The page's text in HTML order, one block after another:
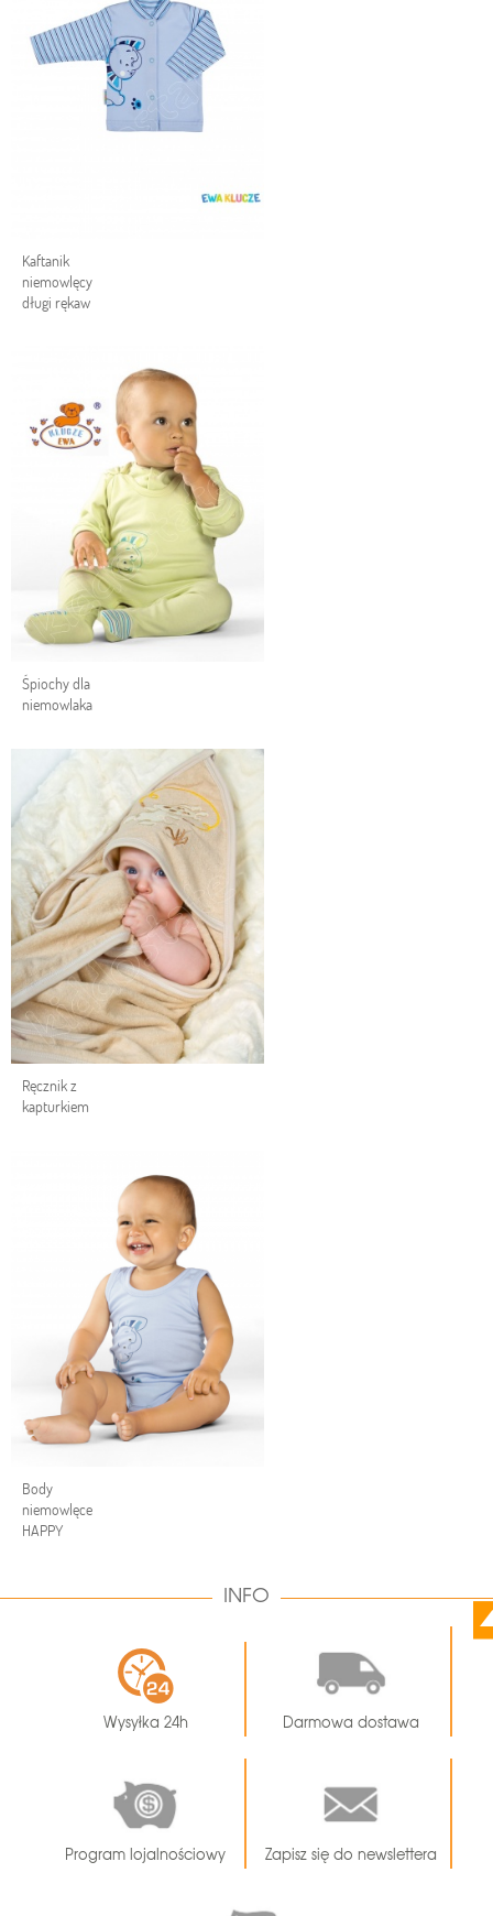
Kaftanik
niemowlęcy
długi rękaw
Śpiochy dla
niemowlaka
Ręcznik z
kapturkiem
Body
niemowlęce
HAPPY
INFO
Wysyłka 24h Darmowa dostawa
Program lojalnościowy Zapisz się do newslettera